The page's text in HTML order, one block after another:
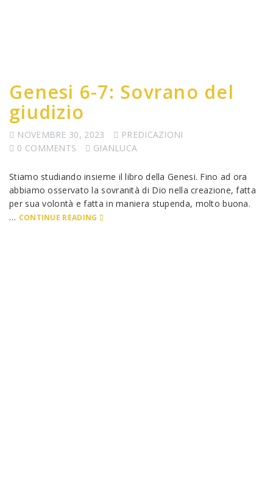
Genesi 6-7: Sovrano del
giudizio
NOVEMBRE 30, 2023
PREDICAZIONI
0 COMMENTS
GIANLUCA
Stiamo studiando insieme il libro della Genesi. Fino ad ora
abbiamo osservato la sovranità di Dio nella creazione, fatta
per sua volontà e fatta in maniera stupenda, molto buona.
… CONTINUE READING